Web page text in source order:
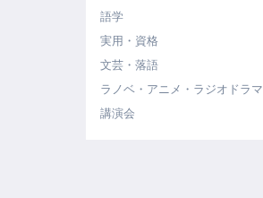
語学
実用・資格
文芸・落語
ラノベ・アニメ・ラジオドラマ
講演会